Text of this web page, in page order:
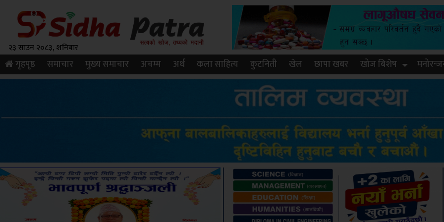
२३ साउन २०८३, शनिबार
गृहपृष्ठ समाचार मुख्य समाचार अचम्म अर्थ कला साहित्य कुटनिती खेल छापा खबर खोज बिशेष